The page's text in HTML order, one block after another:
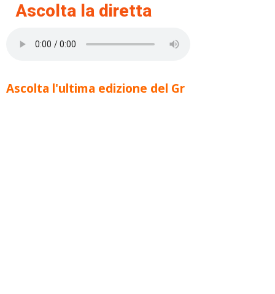
Ascolta la diretta
Ascolta l'ultima edizione del Gr